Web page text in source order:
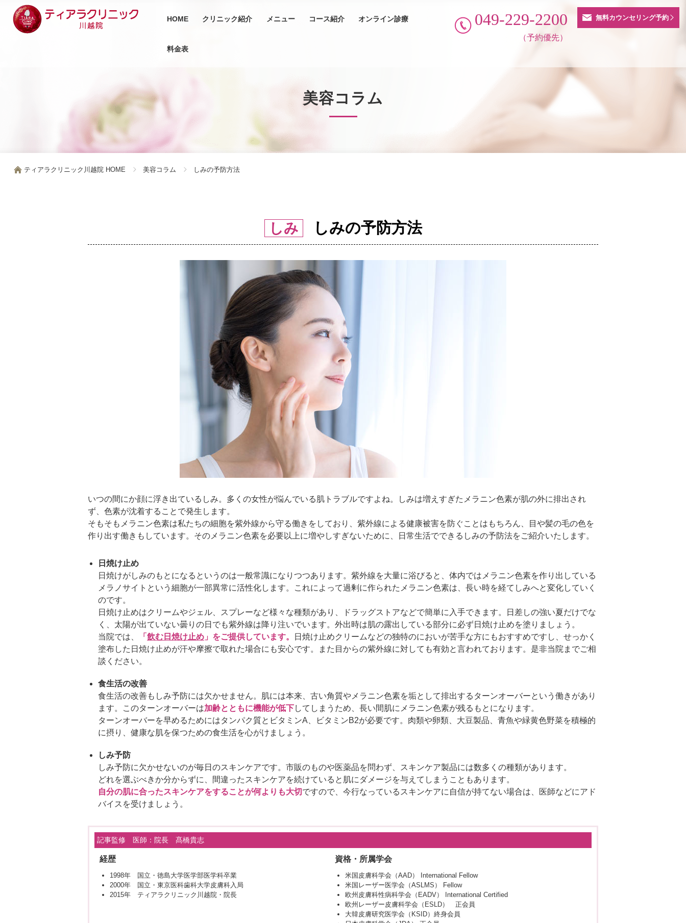
HOME クリニック紹介 メニュー コース紹介 オンライン診療
料金表
無料カウンセリング予約
049-229-2200
（予約優先）
美容コラム
ティアラクリニック川越院 HOME 美容コラム しみの予防方法
しみ しみの予防方法
いつの間にか顔に浮き出ているしみ。多くの女性が悩んでいる肌トラブルですよね。しみは増えすぎたメラニン色素が肌の外に排出され
ず、色素が沈着することで発生します。
そもそもメラニン色素は私たちの細胞を紫外線から守る働きをしており、紫外線による健康被害を防ぐことはもちろん、目や髪の毛の色を
作り出す働きもしています。そのメラニン色素を必要以上に増やしすぎないために、日常生活でできるしみの予防法をご紹介いたします。
日焼け止め
日焼けがしみのもとになるというのは一般常識になりつつあります。紫外線を大量に浴びると、体内ではメラニン色素を作り出している
メラノサイトという細胞が一部異常に活性化します。これによって過剰に作られたメラニン色素は、長い時を経てしみへと変化していく
のです。
日焼け止めはクリームやジェル、スプレーなど様々な種類があり、ドラッグストアなどで簡単に入手できます。日差しの強い夏だけでな
く、太陽が出ていない曇りの日でも紫外線は降り注いでいます。外出時は肌の露出している部分に必ず日焼け止めを塗りましょう。
当院では、
「 飲む日焼け止め 」をご提供しています。
日焼け止めクリームなどの独特のにおいが苦手な方にもおすすめですし、せっかく
塗布した日焼け止めが汗や摩擦で取れた場合にも安心です。また目からの紫外線に対しても有効と言われております。是非当院までご相
談ください。
食生活の改善
食生活の改善もしみ予防には欠かせません。肌には本来、古い角質やメラニン色素を垢として排出するターンオーバーという働きがあり
ます。このターンオーバーは加齢とともに機能が低下してしまうため、長い間肌にメラニン色素が残るもとになります。
ターンオーバーを早めるためにはタンパク質とビタミンA、ビタミンB2が必要です。肉類や卵類、大豆製品、青魚や緑黄色野菜を積極的
に摂り、健康な肌を保つための食生活を心がけましょう。
しみ予防
しみ予防に欠かせないのが毎日のスキンケアです。市販のものや医薬品を問わず、スキンケア製品には数多くの種類があります。
どれを選ぶべきか分からずに、間違ったスキンケアを続けていると肌にダメージを与えてしまうこともあります。
自分の肌に合ったスキンケアをすることが何よりも大切 ですので、今行なっているスキンケアに自信が持てない場合は、医師などにアド
バイスを受けましょう。
記事監修 医師：院長 髙橋貴志
経歴
1998年 国立・徳島大学医学部医学科卒業
2000年 国立・東京医科歯科大学皮膚科入局
2015年 ティアラクリニック川越院・院長
資格・所属学会
米国皮膚科学会（AAD） International Fellow
米国レーザー医学会（ASLMS） Fellow
欧州皮膚科性病科学会（EADV） International Certified
欧州レーザー皮膚科学会（ESLD） 正会員
大韓皮膚研究医学会（KSID）終身会員